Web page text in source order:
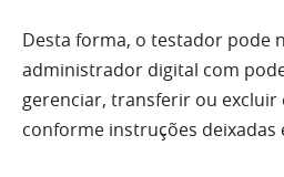
Desta forma, o testador pode
administrador digital com
gerenciar, transferir ou excluir
conforme instruções deixadas